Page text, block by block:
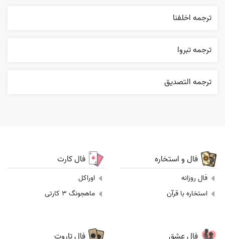
ترجمه اخلفنا
ترجمه تبروا
ترجمه التصديق
فال و استخاره
فال روزانه
استخاره با قرآن
فال کارت
اوراکل
ماهجونگ 3 کارتی